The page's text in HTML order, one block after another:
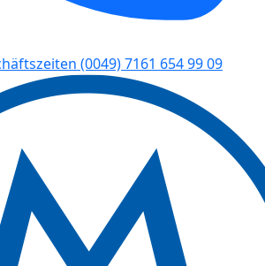
(0049) 7161 654 99 09